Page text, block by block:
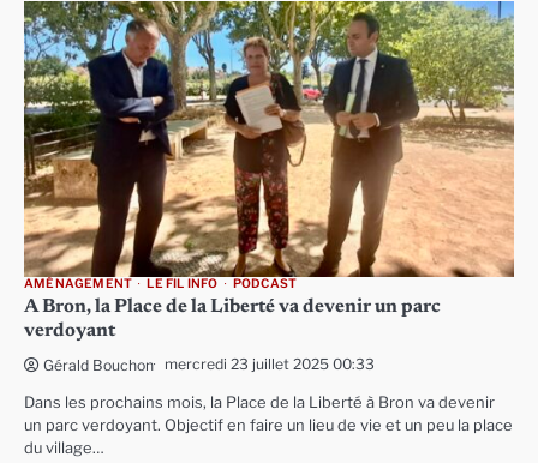
AMÉNAGEMENT LE FIL INFO PODCAST
A Bron, la Place de la Liberté va devenir un parc
verdoyant
Gérald Bouchon mercredi 23 juillet 2025 00:33
Dans les prochains mois, la Place de la Liberté à Bron va devenir
un parc verdoyant. Objectif en faire un lieu de vie et un peu la place
du village…